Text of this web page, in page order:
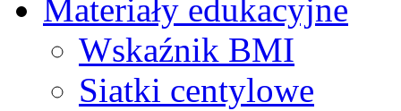
Materiały edukacyjne
Wskaźnik BMI
Siatki centylowe